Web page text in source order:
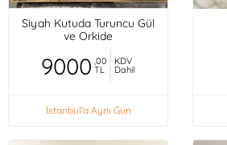
Siyah Kutuda Turuncu Gül
ve Orkide
9000 ,00
TL
KDV
Dahil
İstanbul'a Aynı Gün